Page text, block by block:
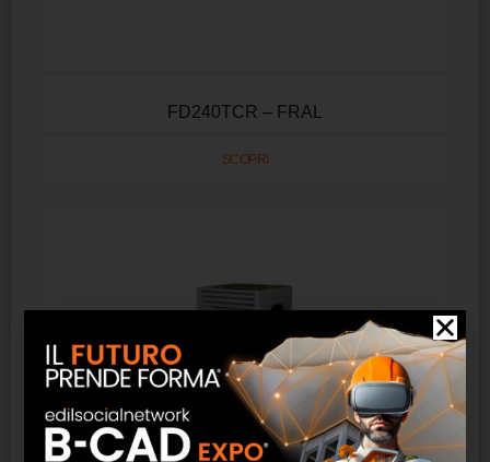
FD240TCR – FRAL
SCOPRI